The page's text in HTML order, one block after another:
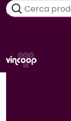
Salta
Cerca: